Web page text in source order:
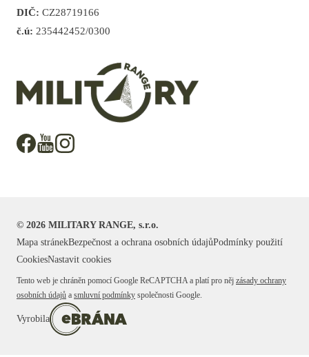
DIČ: CZ28719166
č.ú: 235442452/0300
© 2026 MILITARY RANGE, s.r.o.
Mapa stránekBezpečnost a ochrana osobních údajůPodmínky použití
CookiesNastavit cookies
Tento web je chráněn pomocí Google ReCAPTCHA a platí pro něj zásady ochrany
osobních údajů a smluvní podmínky společnosti Google.
Vyrobila